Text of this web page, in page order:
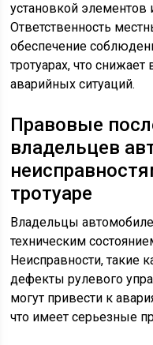
установкой элементов
Ответственность
обеспечение
тротуарах, что
аварийных ситуаций.
Правовые
владельцев
тротуаре
Владельцы
техническим
Неисправности, такие
дефекты рулевого
могут привести к
что имеет серьезные